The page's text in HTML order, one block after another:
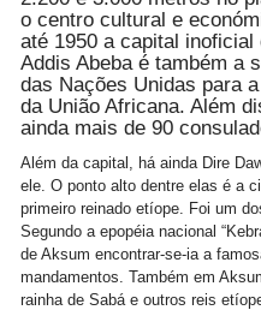
o centro cultural e
até 1950 a capital
Addis Abeba é também a
das Nações Unidas para
da União Africana. Além
ainda mais de 90
Além da capital, há ainda Dire
ele. O ponto alto dentre elas é a
primeiro reinado etíope. Foi um
Segundo a epopéia nacional
de Aksum encontrar-se-ia a
mandamentos. Também em
rainha de Sabá e outros reis